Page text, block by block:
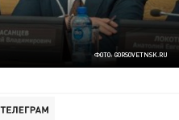
ФОТО: GORSOVETNSK.RU